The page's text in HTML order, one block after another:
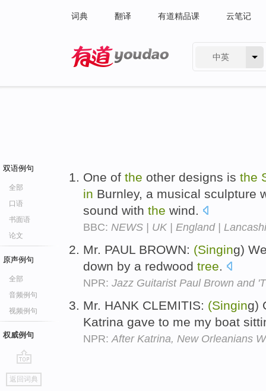
词典 翻译 有道精品课 云笔记
中英
双语例句
全部
口语
书面语
论文
原声例句
全部
音频例句
视频例句
权威例句
go
top
返回词典
One of the other designs is the
in Burnley, a musical sculpture
sound with the wind.
BBC: NEWS | UK | England |
Mr. PAUL BROWN: (Singing)
down by a redwood tree.
NPR: Jazz Guitarist Paul Brown and
Mr. HANK CLEMITIS: (Singing)
Katrina gave to me my boat
NPR: After Katrina, New Orleanians